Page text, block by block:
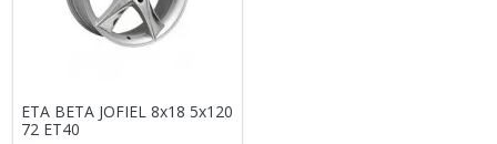
ETA BETA JOFIEL 8x18 5x120
72 ET40